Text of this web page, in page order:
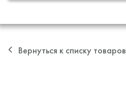
Вернуться к списку товаров